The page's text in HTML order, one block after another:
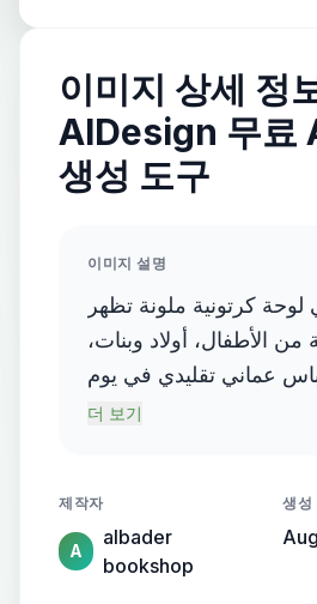
이미지 상세 정
AIDesign 무료
생성 도구
이미지 설명
كرتونية ملونة تظهر
الأطفال، أولاد وبنات،
عماني تقليدي في يوم
المدرسة. اللوحة تتضمن
مكتوبة باللغتين العربية
تشير إلى "العودة إلى
الأطفال يبدون سعداء
더 보기
제작자
A
albader
bookshop
생성